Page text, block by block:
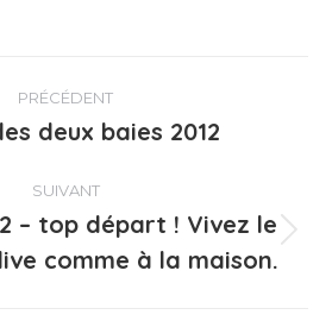
PRÉCÉDENT
Article
:
deux baies 2012
SUIVANT
Article
suivant
– top départ ! Vivez le
comme à la maison.